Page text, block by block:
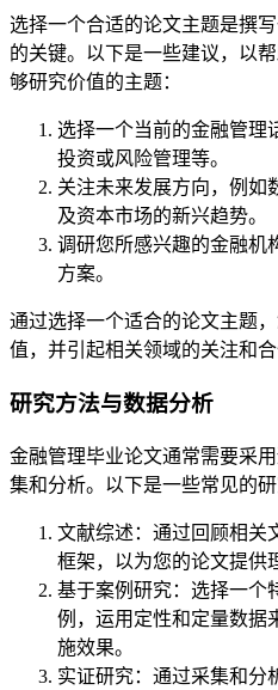
选择一个合适的论文主题是撰
的关键。以下是一些建议，以
够研究价值的主题：
选择一个当前的金融管理
投资或风险管理等。
关注未来发展方向，例如
及资本市场的新兴趋势。
调研您所感兴趣的金融机
方案。
通过选择一个适合的论文主题
值，并引起相关领域的关注和合
研究方法与数据分析
金融管理毕业论文通常需要采
集和分析。以下是一些常见的研
文献综述：通过回顾相关
框架，以为您的论文提供
基于案例研究：选择一个
例，运用定性和定量数据
施效果。
实证研究：通过采集和分